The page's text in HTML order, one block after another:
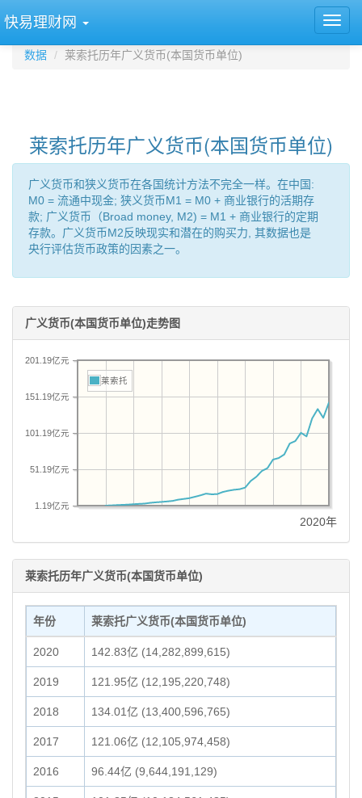
快易理财网
数据 莱索托历年广义货币(本国货币单位)
莱索托历年广义货币(本国货币单位)
广义货币和狭义货币在各国统计方法不完全一样。在中国:
M0 = 流通中现金; 狭义货币M1 = M0 + 商业银行的活期存
款; 广义货币（Broad money, M2) = M1 + 商业银行的定期
存款。广义货币M2反映现实和潜在的购买力, 其数据也是
央行评估货币政策的因素之一。
广义货币(本国货币单位)走势图
1.19亿元
51.19亿元
101.19亿元
151.19亿元
201.19亿元
莱索托
2020年
莱索托历年广义货币(本国货币单位)
年份 莱索托广义货币(本国货币单位)
2020 142.83亿 (14,282,899,615)
2019 121.95亿 (12,195,220,748)
2018 134.01亿 (13,400,596,765)
2017 121.06亿 (12,105,974,458)
2016 96.44亿 (9,644,191,129)